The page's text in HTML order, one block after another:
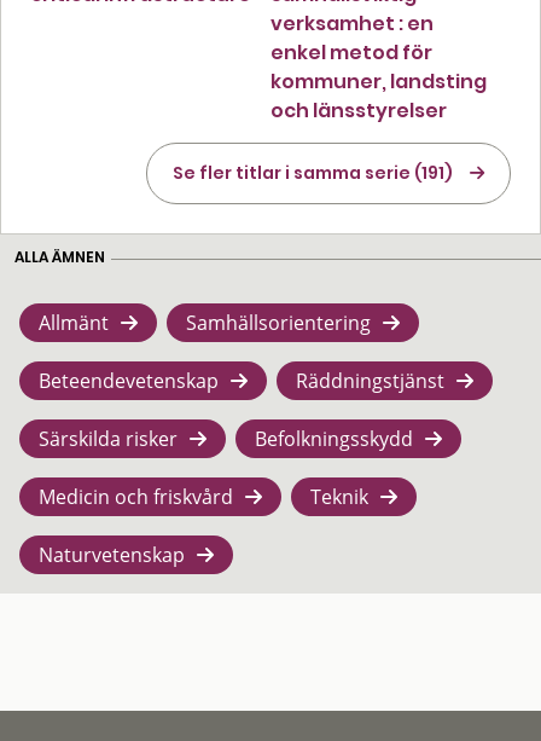
verksamhet : en
enkel metod för
kommuner, landsting
och länsstyrelser
Se fler titlar i samma serie (191)
ALLA ÄMNEN
Allmänt Samhällsorientering
Beteendevetenskap Räddningstjänst
Särskilda risker Befolkningsskydd
Medicin och friskvård Teknik
Naturvetenskap